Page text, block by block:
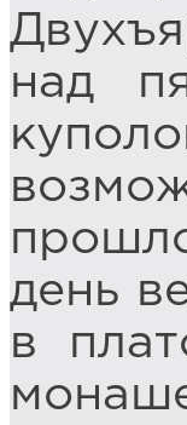
над
день
в